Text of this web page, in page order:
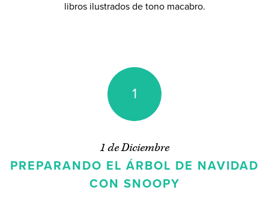
libros ilustrados de tono macabro.
1
1 de Diciembre
PREPARANDO EL ÁRBOL DE NAVIDAD
CON SNOOPY